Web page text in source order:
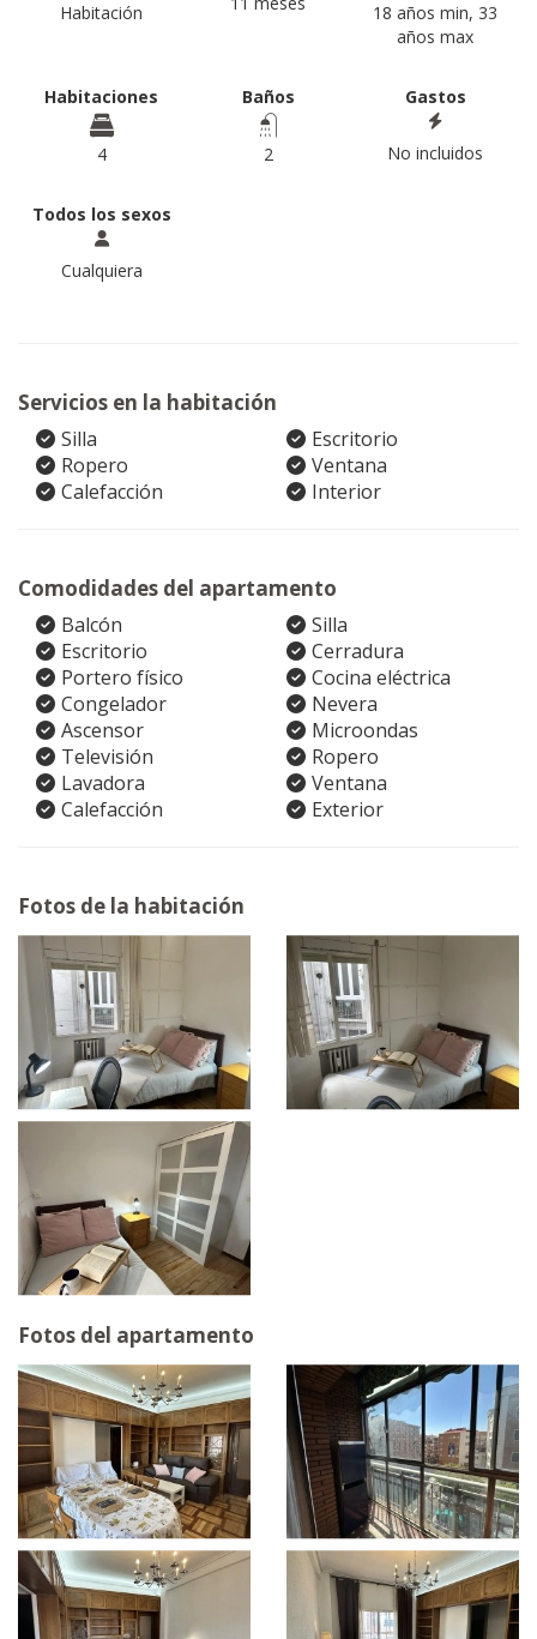
Habitación
18 años min, 33
años max
Habitaciones
4
Baños
2
Gastos
No incluidos
Todos los sexos
Cualquiera
Servicios en la habitación
Silla
Escritorio
Ropero
Ventana
Calefacción
Interior
Comodidades del apartamento
Balcón
Silla
Escritorio
Cerradura
Portero físico
Cocina eléctrica
Congelador
Nevera
Ascensor
Microondas
Televisión
Ropero
Lavadora
Ventana
Calefacción
Exterior
Fotos de la habitación
Fotos del apartamento